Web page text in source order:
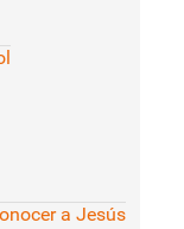
a Jesús